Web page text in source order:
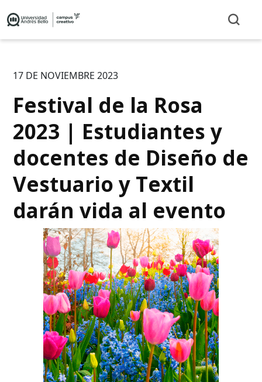
17 DE NOVIEMBRE 2023
Festival de la Rosa
2023 | Estudiantes y
docentes de Diseño de
Vestuario y Textil
darán vida al evento